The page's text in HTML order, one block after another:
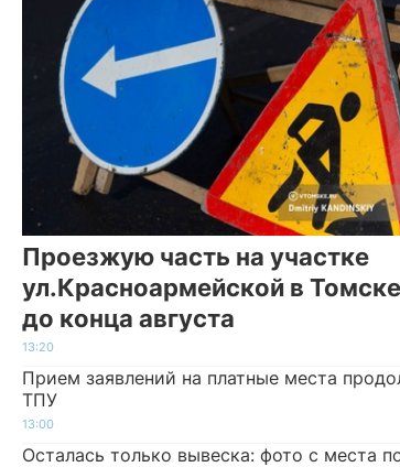
Проезжую часть на участке
ул.Красноармейской в
до конца августа
13:20
Прием заявлений на платные места
ТПУ
13:00
Осталась только вывеска: фото с места